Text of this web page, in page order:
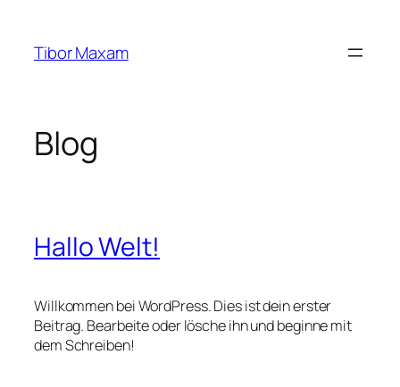
springen
Tibor Maxam
Blog
Hallo Welt!
Willkommen bei WordPress. Dies ist dein erster
Beitrag. Bearbeite oder lösche ihn und beginne mit
dem Schreiben!